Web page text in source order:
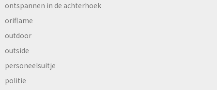
ontspannen in de achterhoek
oriflame
outdoor
outside
personeelsuitje
politie